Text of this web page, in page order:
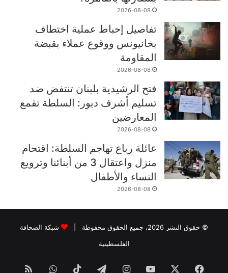
2026-08-08
تفاصيل إحباط عملية اختطاف
بخانيونس ووقوع عملاء بقبضة
المقاومة
2026-08-08
فتح الرشيدية بلبنان تنتفض ضد
تسليم أشرف دبور: السلطة تقمع
المعارضين
2026-08-08
عائلة رباع تهاجم السلطة: اقتحام
منزل واعتقال 3 من أبنائنا وترويع
النساء والأطفال
2026-08-08
© حقوق النشر 2026، جميع الحقوق محفوظة |
شبكة الصحافة
الفلسطينية
فيسبوك ‫YouTubeانستقرامتيلقرام ‫TikTokواتسابملخص